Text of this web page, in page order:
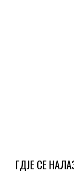
ГДЈЕ СЕ